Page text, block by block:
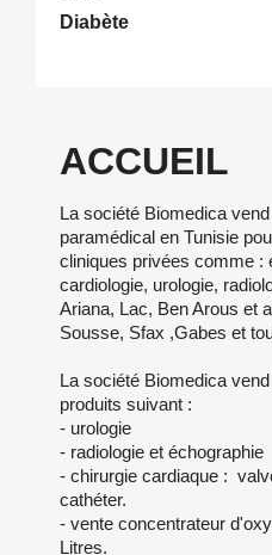
Diabète
ACCUEIL
La société Biomedica
paramédical en Tunisie
cliniques privées comme :
cardiologie, urologie,
Ariana, Lac, Ben Arous et
Sousse, Sfax ,Gabes et
La société Biomedica
produits suivant :
- urologie
- radiologie et échographie
- chirurgie cardiaque :
cathéter.
- vente concentrateur
Litres.